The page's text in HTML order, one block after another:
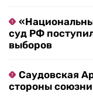
суд РФ
выборов
Саудовская
стороны